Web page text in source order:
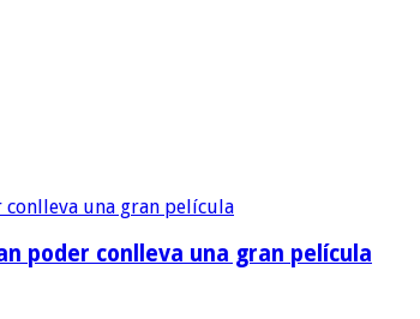
poder conlleva una gran película